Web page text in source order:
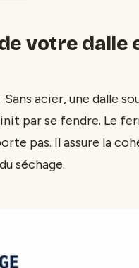
votre dalle
acier, une dalle
par se fendre. Le
pas. Il assure la
séchage.